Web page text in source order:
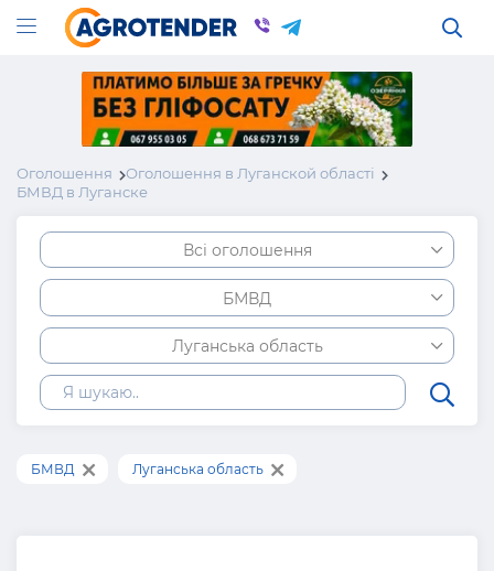
Оголошення
Оголошення в Луганской області
БМВД в Луганске
Всі оголошення
БМВД
Луганська область
БМВД Луганська область